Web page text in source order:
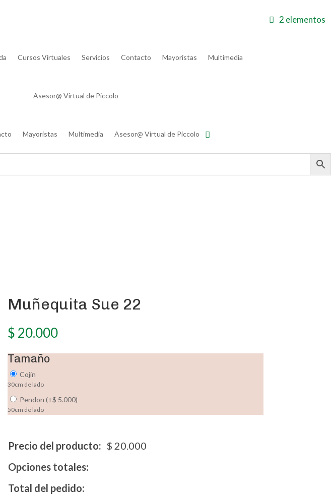
2 elementos
Cursos Virtuales Servicios Contacto Mayoristas Multimedia
Asesor@ Virtual de Piccolo
Mayoristas Multimedia Asesor@ Virtual de Piccolo
Muñequita Sue 22
$ 20.000
Tamaño
Cojin
30cm de lado
Pendon (+$ 5.000)
50cm de lado
Precio del producto: $ 20.000
Opciones totales:
Total del pedido: